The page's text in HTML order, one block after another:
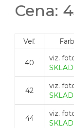
Cena:
Veľ.
40
viz.
42
viz.
44
viz.